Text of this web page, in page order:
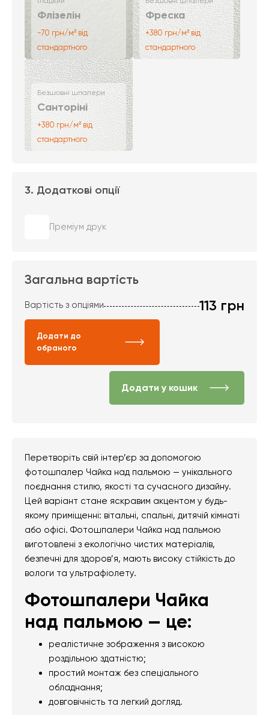
Флізелін
-70 грн/м² від
стандартного
Фреска
+380 грн/м² від
стандартного
Безшовні шпалери
Санторіні
+380 грн/м² від
стандартного
3. Додаткові опції
Преміум друк
Загальна вартість
Вартість з опціями 113 грн
Додати до
обраного
Додати у кошик
Перетворіть свій інтер’єр за допомогою
фотошпалер Чайка над пальмою — унікального
поєднання стилю, якості та сучасного дизайну.
Цей варіант стане яскравим акцентом у будь-
якому приміщенні: вітальні, спальні, дитячій кімнаті
або офісі. Фотошпалери Чайка над пальмою
виготовлені з екологічно чистих матеріалів,
безпечні для здоров’я, мають високу стійкість до
вологи та ультрафіолету.
Фотошпалери Чайка
над пальмою — це:
реалістичне зображення з високою
роздільною здатністю;
простий монтаж без спеціального
обладнання;
довговічність та легкий догляд.